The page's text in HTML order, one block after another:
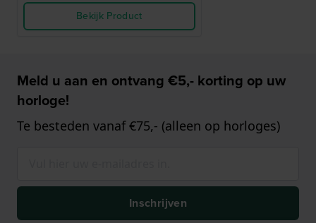
Bekijk Product
Meld u aan en ontvang €5,- korting op uw
horloge!
Te besteden vanaf €75,- (alleen op horloges)
Inschrijven